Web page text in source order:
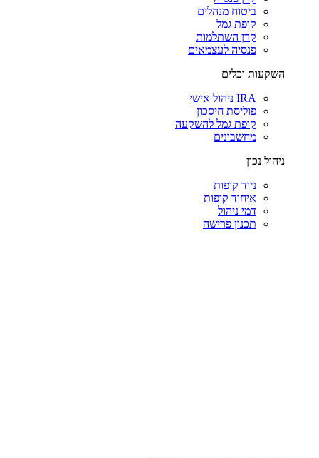
ביטוח מנהלים
קופת גמל
קרן השתלמות
פנסיה לעצמאים
השקעות וכלים
IRA ניהול אישי
פוליסת חיסכון
קופת גמל להשקעה
מחשבונים
ניהול נכון
ניוד קופות
איחוד קופות
דמי ניהול
תכנון פרישה